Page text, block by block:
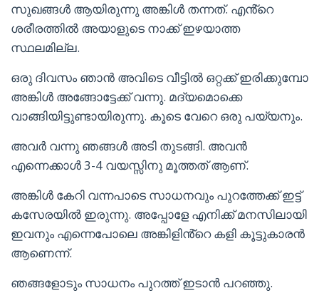
സുഖങ്ങൾ ആയിരുന്നു അങ്കിൾ തന്നത്. എൻ്റെ
ശരീരത്തിൽ അയാളുടെ നാക്ക് ഇഴയാത്ത
സ്ഥലമില്ല.
ഒരു ദിവസം ഞാൻ അവിടെ വീട്ടിൽ ഒറ്റക്ക് ഇരിക്കുമ്പോ
അങ്കിൾ അങ്ങോട്ടേക്ക് വന്നു. മദ്യമൊക്കെ
വാങ്ങിയിട്ടുണ്ടായിരുന്നു. കൂടെ വേറെ ഒരു പയ്യനും.
അവർ വന്നു ഞങ്ങൾ അടി തുടങ്ങി. അവൻ
എന്നെക്കാൾ 3-4 വയസ്സിനു മൂത്തത് ആണ്.
അങ്കിൾ കേറി വന്നപാടെ സാധനവും പുറത്തേക്ക് ഇട്ട്
കസേരയിൽ ഇരുന്നു. അപ്പോളേ എനിക്ക് മനസിലായി
ഇവനും എന്നെപോലെ അങ്കിളിൻ്റെ കളി കൂട്ടുകാരൻ
ആണെന്ന്.
ഞങ്ങളോടും സാധനം പുറത്ത് ഇടാൻ പറഞ്ഞു.